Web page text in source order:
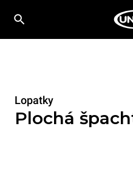
Lopatky
Plochá